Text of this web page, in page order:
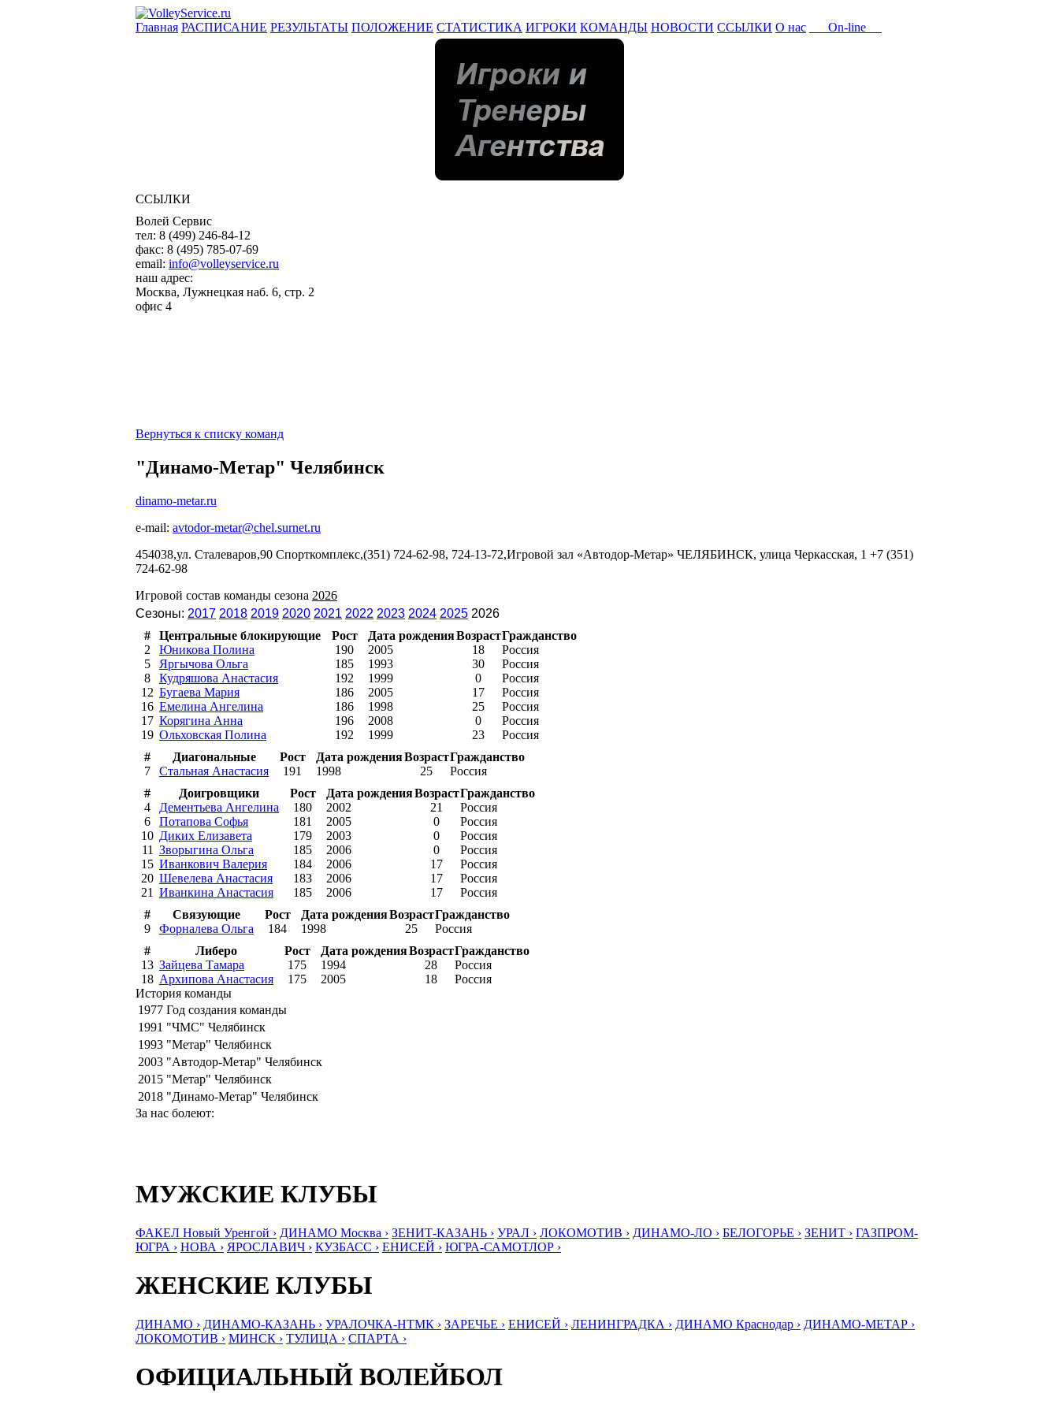
Главная РАСПИСАНИЕ РЕЗУЛЬТАТЫ ПОЛОЖЕНИЕ СТАТИСТИКА ИГРОКИ КОМАНДЫ НОВОСТИ ССЫЛКИ О нас On-line
ССЫЛКИ
Волей Сервис
тел: 8 (499) 246-84-12
факс: 8 (495) 785-07-69
email: info@volleyservice.ru
наш адрес:
Москва, Лужнецкая наб. 6, стр. 2
офис 4
Вернуться к списку команд
"Динамо-Метар" Челябинск
dinamo-metar.ru
e-mail: avtodor-metar@chel.surnet.ru
454038,ул. Сталеваров,90 Спорткомплекс,(351) 724-62-98, 724-13-72,Игровой зал «Автодор-Метар» ЧЕЛЯБИНСК, улица Черкасская, 1 +7 (351)
724-62-98
Игровой состав команды сезона 2026
Сезоны: 2017 2018 2019 2020 2021 2022 2023 2024 2025 2026
#
Центральные блокирующие Рост Дата рожденияВозрастГражданство
2
Юникова Полина 190 2005 18
Россия
5
Яргычова Ольга 185 1993 30
Россия
8
Кудряшова Анастасия 192 1999 0
Россия
12 Бугаева Мария 186 2005 17
Россия
16 Емелина Ангелина 186 1998 25
Россия
17 Корягина Анна 196 2008 0
Россия
19 Ольховская Полина 192 1999 23
Россия
#
Диагональные Рост Дата рожденияВозрастГражданство
7
Стальная Анастасия 191 1998 25
Россия
#
Доигровщики Рост Дата рожденияВозрастГражданство
4
Дементьева Ангелина 180 2002 21
Россия
6
Потапова Софья 181 2005 0
Россия
10 Диких Елизавета 179 2003 0
Россия
11 Зворыгина Ольга 185 2006 0
Россия
15 Иванкович Валерия 184 2006 17
Россия
20 Шевелева Анастасия 183 2006 17
Россия
21 Иванкина Анастасия 185 2006 17
Россия
#
Связующие Рост Дата рожденияВозрастГражданство
9
Форналева Ольга 184 1998 25
Россия
#
Либеро Рост Дата рожденияВозрастГражданство
13 Зайцева Тамара 175 1994 28
Россия
18 Архипова Анастасия 175 2005 18
Россия
История команды
1977 Год создания команды
1991 "ЧМС" Челябинск
1993 "Метар" Челябинск
2003 "Автодор-Метар" Челябинск
2015 "Метар" Челябинск
2018 "Динамо-Метар" Челябинск
За нас болеют:
МУЖСКИЕ КЛУБЫ
ФАКЕЛ Новый Уренгой › ДИНАМО Москва › ЗЕНИТ-КАЗАНЬ › УРАЛ › ЛОКОМОТИВ › ДИНАМО-ЛО › БЕЛОГОРЬЕ › ЗЕНИТ › ГАЗПРОМ-
ЮГРА › НОВА › ЯРОСЛАВИЧ › КУЗБАСС › ЕНИСЕЙ › ЮГРА-САМОТЛОР ›
ЖЕНСКИЕ КЛУБЫ
ДИНАМО › ДИНАМО-КАЗАНЬ › УРАЛОЧКА-НТМК › ЗАРЕЧЬЕ › ЕНИСЕЙ › ЛЕНИНГРАДКА › ДИНАМО Краснодар › ДИНАМО-МЕТАР ›
ЛОКОМОТИВ › МИНСК › ТУЛИЦА › СПАРТА ›
ОФИЦИАЛЬНЫЙ ВОЛЕЙБОЛ